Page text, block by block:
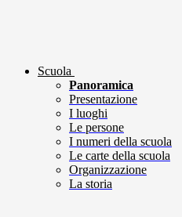
Scuola
Panoramica
Presentazione
I luoghi
Le persone
I numeri della scuola
Le carte della scuola
Organizzazione
La storia